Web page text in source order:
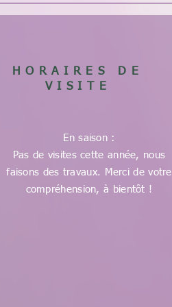
HORAIRES DE
VISITE
En saison :
Pas de visites cette année, nous
faisons des travaux. Merci de votre
compréhension, à bientôt !